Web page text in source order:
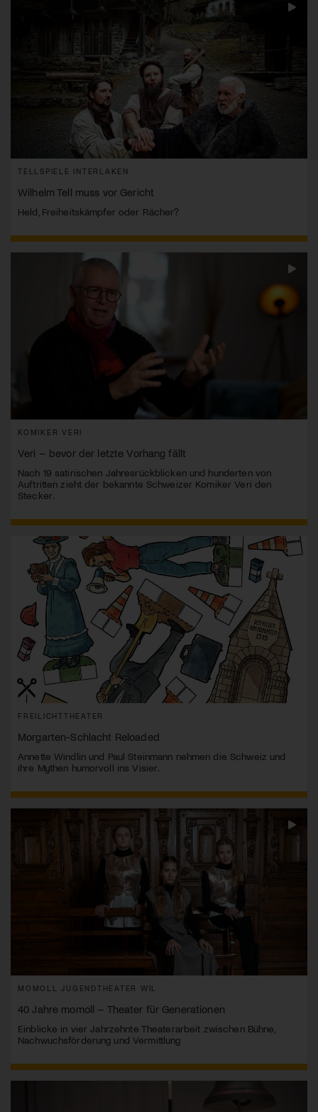
TELLSPIELE INTERLAKEN
Wilhelm Tell muss vor Gericht
Held, Freiheitskämpfer oder Rächer?
KOMIKER VERI
Veri – bevor der letzte Vorhang fällt
Nach 19 satirischen Jahresrückblicken und hunderten von
Auftritten zieht der bekannte Schweizer Komiker Veri den
Stecker.
FREILICHTTHEATER
Morgarten-Schlacht Reloaded
Annette Windlin und Paul Steinmann nehmen die Schweiz und
ihre Mythen humorvoll ins Visier.
MOMOLL JUGENDTHEATER WIL
40 Jahre momoll – Theater für Generationen
Einblicke in vier Jahrzehnte Theaterarbeit zwischen Bühne,
Nachwuchsförderung und Vermittlung